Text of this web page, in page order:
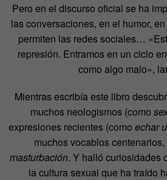
Pero en el discurso oficial se ha
las conversaciones, en el humor,
permiten las redes sociales…
represión. Entramos en un ciclo
como algo malo»,
Mientras escribía este libro
muchos neologismos (como
expresiones recientes (como echar
muchos vocablos centenarios,
masturbación. Y halló curiosidades
la cultura sexual que ha traído